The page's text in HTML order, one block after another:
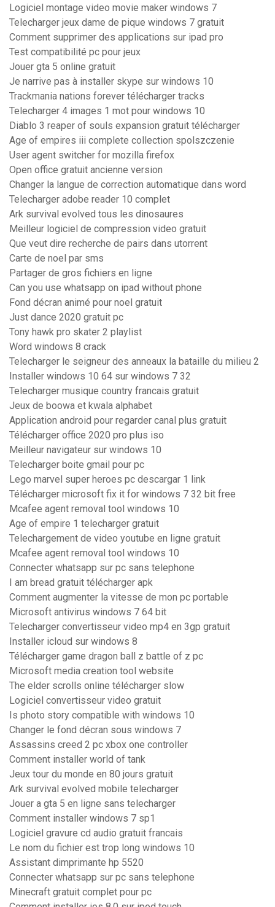
Logiciel montage video movie maker windows 7
Telecharger jeux dame de pique windows 7 gratuit
Comment supprimer des applications sur ipad pro
Test compatibilité pc pour jeux
Jouer gta 5 online gratuit
Je narrive pas à installer skype sur windows 10
Trackmania nations forever télécharger tracks
Telecharger 4 images 1 mot pour windows 10
Diablo 3 reaper of souls expansion gratuit télécharger
Age of empires iii complete collection spolszczenie
User agent switcher for mozilla firefox
Open office gratuit ancienne version
Changer la langue de correction automatique dans word
Telecharger adobe reader 10 complet
Ark survival evolved tous les dinosaures
Meilleur logiciel de compression video gratuit
Que veut dire recherche de pairs dans utorrent
Carte de noel par sms
Partager de gros fichiers en ligne
Can you use whatsapp on ipad without phone
Fond décran animé pour noel gratuit
Just dance 2020 gratuit pc
Tony hawk pro skater 2 playlist
Word windows 8 crack
Telecharger le seigneur des anneaux la bataille du milieu 2
Installer windows 10 64 sur windows 7 32
Telecharger musique country francais gratuit
Jeux de boowa et kwala alphabet
Application android pour regarder canal plus gratuit
Télécharger office 2020 pro plus iso
Meilleur navigateur sur windows 10
Telecharger boite gmail pour pc
Lego marvel super heroes pc descargar 1 link
Télécharger microsoft fix it for windows 7 32 bit free
Mcafee agent removal tool windows 10
Age of empire 1 telecharger gratuit
Telechargement de video youtube en ligne gratuit
Mcafee agent removal tool windows 10
Connecter whatsapp sur pc sans telephone
I am bread gratuit télécharger apk
Comment augmenter la vitesse de mon pc portable
Microsoft antivirus windows 7 64 bit
Telecharger convertisseur video mp4 en 3gp gratuit
Installer icloud sur windows 8
Télécharger game dragon ball z battle of z pc
Microsoft media creation tool website
The elder scrolls online télécharger slow
Logiciel convertisseur video gratuit
Is photo story compatible with windows 10
Changer le fond décran sous windows 7
Assassins creed 2 pc xbox one controller
Comment installer world of tank
Jeux tour du monde en 80 jours gratuit
Ark survival evolved mobile telecharger
Jouer a gta 5 en ligne sans telecharger
Comment installer windows 7 sp1
Logiciel gravure cd audio gratuit francais
Le nom du fichier est trop long windows 10
Assistant dimprimante hp 5520
Connecter whatsapp sur pc sans telephone
Minecraft gratuit complet pour pc